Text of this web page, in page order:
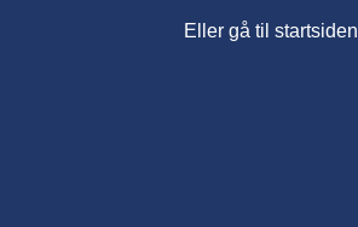
Eller gå til startsiden